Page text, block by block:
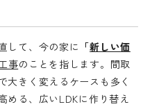
して、今の家に 「新しい価
事のことを指します。間取
大きく変えるケースも多く
める、広いLDKに作り替え